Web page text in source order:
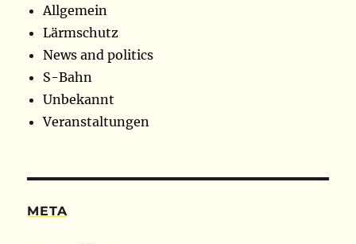
Allgemein
Lärmschutz
News and politics
S-Bahn
Unbekannt
Veranstaltungen
META